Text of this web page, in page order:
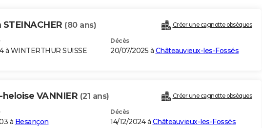
(80 ans) Créer une cagnotte obsèques
à WINTERTHUR SUISSE
Décès
20/07/2025 à Châteauvieux-les-Fossés
VANNIER (21 ans) Créer une cagnotte obsèques
à Besançon
Décès
14/12/2024 à Châteauvieux-les-Fossés